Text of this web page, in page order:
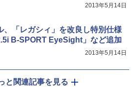
2013年5月14日
、「レガシィ」を改良し特別仕様
B-SPORT EyeSight」など追加
2013年5月14日
と関連記事を見る